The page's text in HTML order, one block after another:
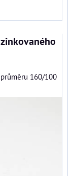
160/100